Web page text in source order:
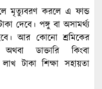
মৃত্যুবরণ করলে এ ফান্ড
দেবে। পঙ্গু বা অসামর্থ্য
আর কোনো শ্রমিকের
ডাক্তারি কিংবা
টাকা শিক্ষা সহায়তা